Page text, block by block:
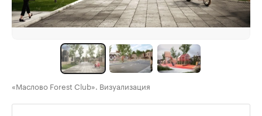
«Маслово Forest Club». Визуализация